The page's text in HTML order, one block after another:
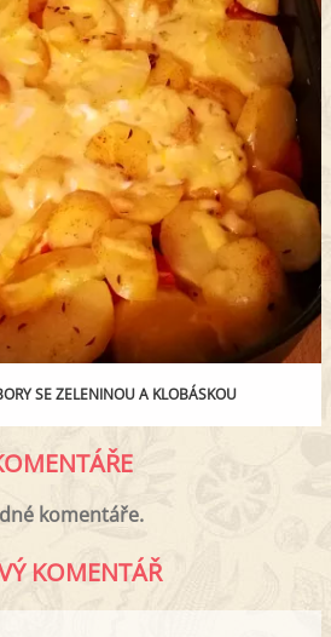
SE ZELENINOU A KLOBÁSKOU
komentáře.
KOMENTÁŘ